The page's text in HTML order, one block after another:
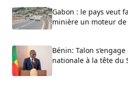
Gabon : le pays veut
minière un moteur de
Bénin: Talon
nationale à la tête du